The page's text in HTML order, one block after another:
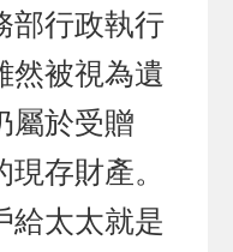
部行政執行
然被視為遺
屬於受贈
存財產。
給太太就是